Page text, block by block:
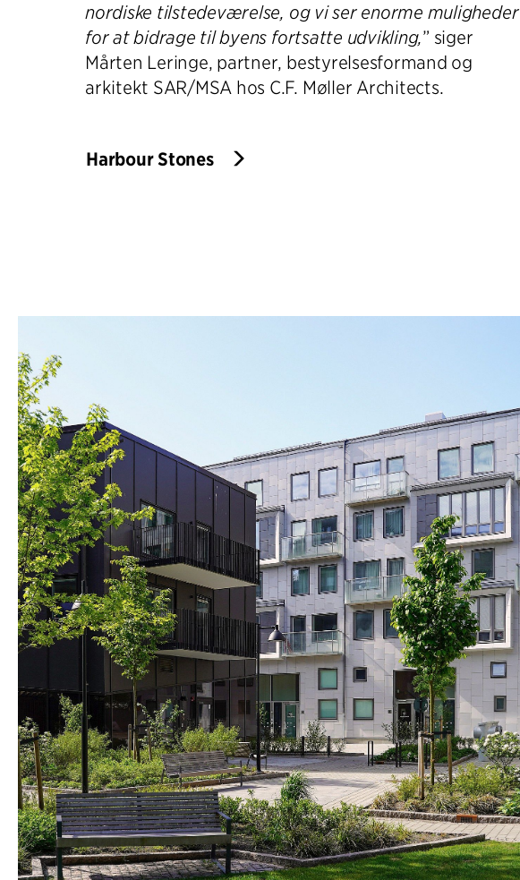
nordiske tilstedeværelse, og vi ser enorme muligheder
for at bidrage til byens fortsatte udvikling,” siger
Mårten Leringe, partner, bestyrelsesformand og
arkitekt SAR/MSA hos C.F. Møller Architects.
Harbour Stones